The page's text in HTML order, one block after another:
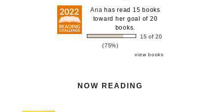
Ana has read 15 books
toward her goal of 20
books.
15 of 20
(75%)
view books
NOW READING